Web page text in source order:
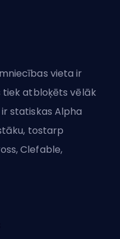
vieta ir
tiek atbloķēts vēlāk
statiskas Alpha
tostarp
Clefable,